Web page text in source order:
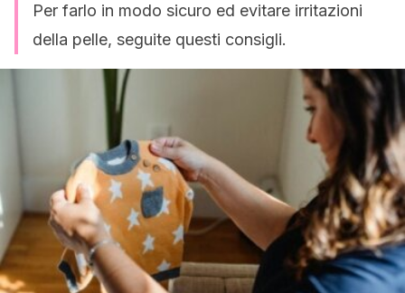
Per farlo in modo sicuro ed evitare irritazioni
della pelle, seguite questi consigli.